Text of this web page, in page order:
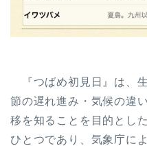
『つばめ初見日』は、
節の遅れ進み・気候の違
移を知ることを目的とし
ひとつであり、気象庁に